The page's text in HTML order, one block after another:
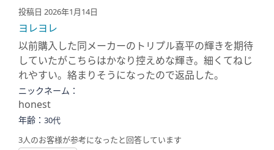
投稿日 2026年1月14日
ヨレヨレ
以前購入した同メーカーのトリプル喜平の輝きを期待
していたがこちらはかなり控えめな輝き。細くてねじ
れやすい。絡まりそうになったので返品した。
ニックネーム：
honest
年齢： 30代
3人のお客様が参考になったと回答しています